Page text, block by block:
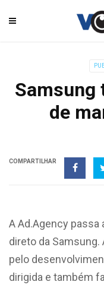
Samsung
de
COMPARTILHAR
A Ad.Agency passa
direto da Samsung.
pelo
dirigida e também